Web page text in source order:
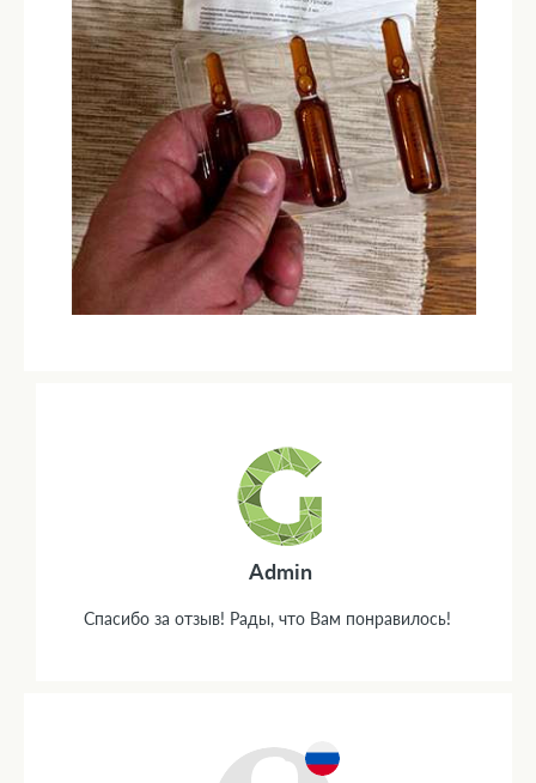
Admin
Спасибо за отзыв! Рады, что Вам понравилось!